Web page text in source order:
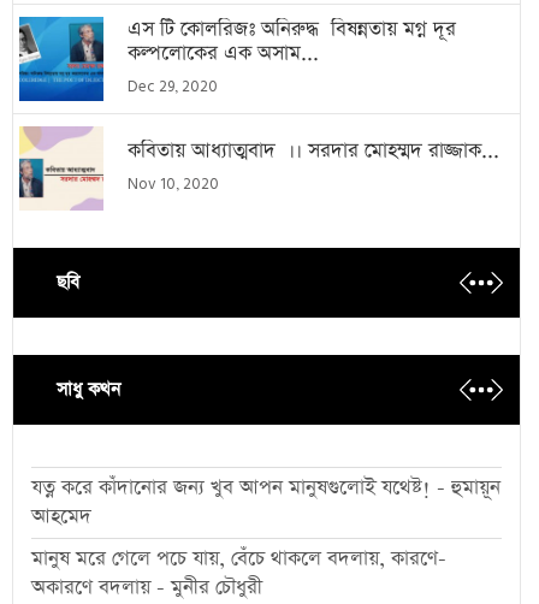
এস টি কোলরিজঃ অনিরুদ্ধ বিষন্নতায় মগ্ন দূর
কল্পলোকের এক অসাম...
Dec 29, 2020
কবিতায় আধ্যাত্মবাদ ।। সরদার মোহম্মদ রাজ্জাক...
Nov 10, 2020
ছবি
সাধু কথন
যত্ন করে কাঁদানোর জন্য খুব আপন মানুষগুলোই যথেষ্ট! - হুমায়ূন
আহমেদ
মানুষ মরে গেলে পচে যায়, বেঁচে থাকলে বদলায়, কারণে-
অকারণে বদলায় - মুনীর চৌধুরী